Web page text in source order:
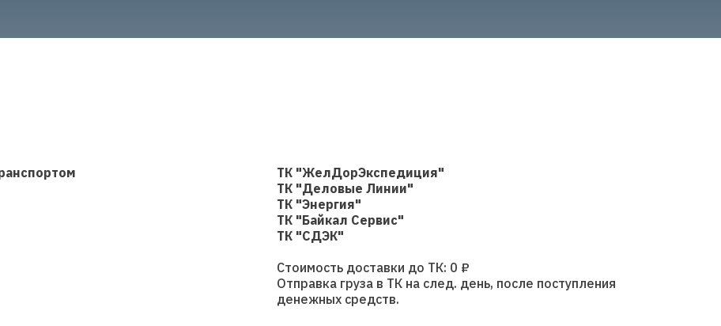
ТК "ЖелДорЭкспедиция"
ТК "Деловые Линии"
ТК "Энергия"
ТК "Байкал Сервис"
ТК "СДЭК"
Стоимость доставки до ТК: 0 ₽
Отправка груза в ТК на след. день, после поступления
денежных средств.